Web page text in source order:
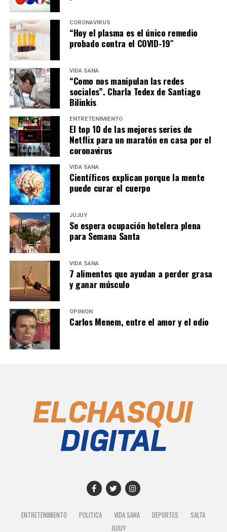
CORONAVIRUS
“Hoy el plasma es el único remedio
probado contra el COVID-19″
VIDA SANA
“Como nos manipulan las redes
sociales”. Charla Tedex de Santiago
Bilinkis
ENTRETENIMIENTO
El top 10 de las mejores series de
Netflix para un maratón en casa por el
coronavirus
VIDA SANA
Científicos explican porque la mente
puede curar el cuerpo
JUJUY
Se espera ocupación hotelera plena
para Semana Santa
VIDA SANA
7 alimentos que ayudan a perder grasa
y ganar músculo
OPINIÓN
Carlos Menem, entre el amor y el odio
ENTRETENIMIENTO POLITICA VIDA SANA DEPORTES
SALTA
JUJUY